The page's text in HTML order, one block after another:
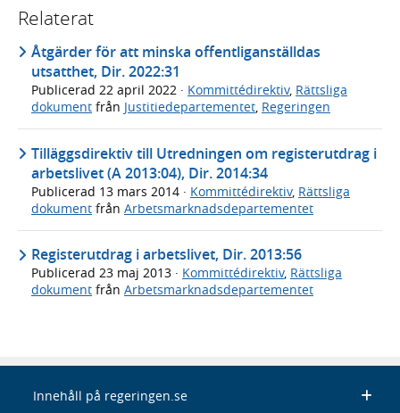
Relaterat
Åtgärder för att minska offentliganställdas
utsatthet, Dir. 2022:31
Publicerad 22 april 2022 · Kommittédirektiv, Rättsliga
dokument från Justitiedepartementet, Regeringen
Tilläggsdirektiv till Utredningen om registerutdrag i
arbetslivet (A 2013:04), Dir. 2014:34
Publicerad 13 mars 2014 · Kommittédirektiv, Rättsliga
dokument från Arbetsmarknadsdepartementet
Registerutdrag i arbetslivet, Dir. 2013:56
Publicerad 23 maj 2013 · Kommittédirektiv, Rättsliga
dokument från Arbetsmarknadsdepartementet
Innehåll på regeringen.se